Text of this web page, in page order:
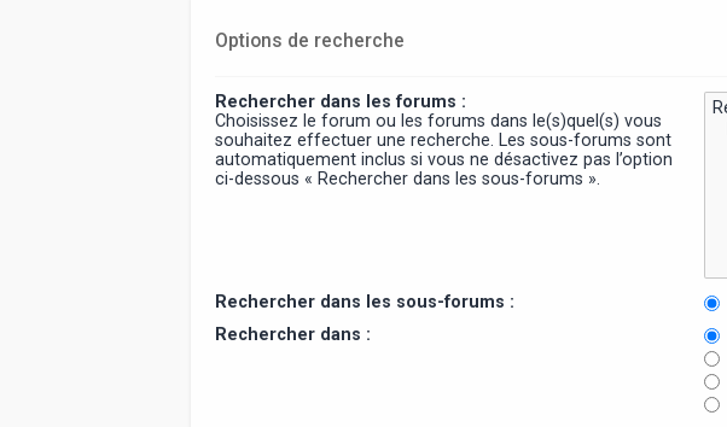
Options de recherche
Rechercher dans les forums :
Choisissez le forum ou les forums dans le(s)quel(s) vous
souhaitez effectuer une recherche. Les sous-forums sont
automatiquement inclus si vous ne désactivez pas l’option
ci-dessous « Rechercher dans les sous-forums ».
Rechercher dans les sous-forums :
Rechercher dans :